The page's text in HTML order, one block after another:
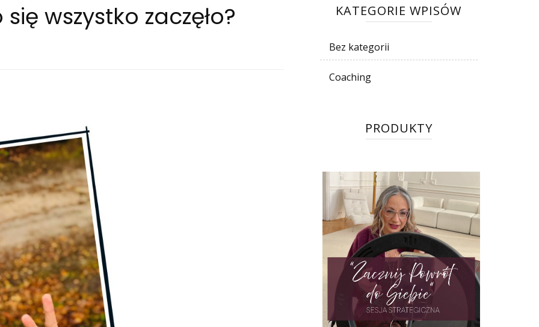
wszystko zaczęło? KATEGORIE WPISÓW
Bez kategorii
Coaching
PRODUKTY